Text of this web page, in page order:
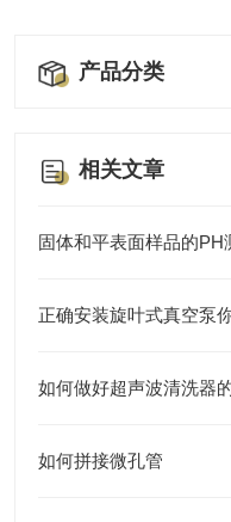
产品分类
相关文章
固体和平表面样品的PH
正确安装旋叶式真空泵
如何做好超声波清洗器
如何拼接微孔管